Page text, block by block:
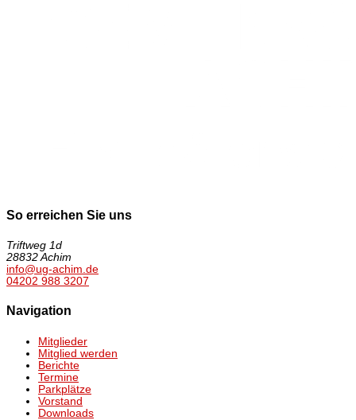
So erreichen Sie uns
Triftweg 1d
28832 Achim
info@ug-achim.de
04202 988 3207
Navigation
Mitglieder
Mitglied werden
Berichte
Termine
Parkplätze
Vorstand
Downloads